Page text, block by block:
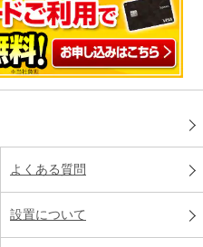
よくある質問
設置について